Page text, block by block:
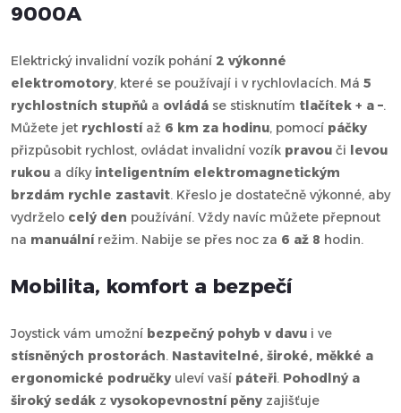
9000A
Elektrický invalidní vozík pohání 2 výkonné
elektromotory, které se používají i v rychlovlacích. Má 5
rychlostních stupňů a ovládá se stisknutím tlačítek + a –.
Můžete jet rychlostíaž 6 km za hodinu, pomocí páčky
přizpůsobit rychlost, ovládat invalidní vozík pravou či levou
rukou a díky inteligentním elektromagnetickým
brzdám rychle zastavit. Křeslo je dostatečně výkonné, aby
vydrželo celý den používání. Vždy navíc můžete přepnout
na manuálnírežim. Nabije se přes noc za 6 až 8 hodin.
Mobilita, komfort a bezpečí
Joystick vám umožní bezpečný pohyb v davu i ve
stísněných prostorách. Nastavitelné, široké, měkké a
ergonomické područky uleví vaší páteři. Pohodlný a
široký sedák z vysokopevnostní pěny zajišťuje